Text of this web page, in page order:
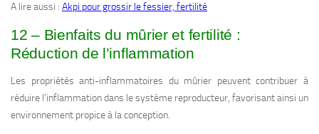
A lire aussi : Akpi pour grossir le fessier, fertilité
12 – Bienfaits du mûrier et fertilité :
Réduction de l’inflammation
Les propriétés anti-inflammatoires du mûrier peuvent contribuer à
réduire l’inflammation dans le système reproducteur, favorisant ainsi un
environnement propice à la conception.